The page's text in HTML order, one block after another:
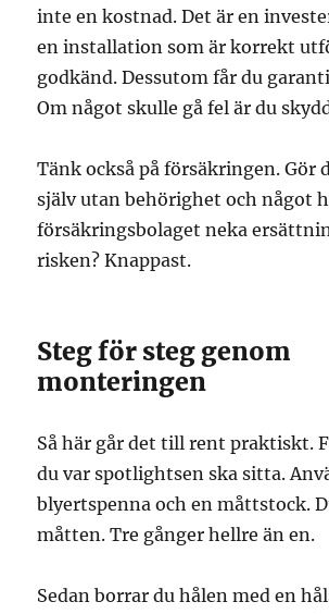
inte en kostnad. Det är en
en installation som är korrekt
godkänd. Dessutom får du
Om något skulle gå fel är du
Tänk också på försäkringen. Gör
själv utan behörighet och något
försäkringsbolaget neka
risken? Knappast.
Steg för steg genom
monteringen
Så här går det till rent praktiskt.
du var spotlightsen ska sitta.
blyertspenna och en måttstock.
måtten. Tre gånger hellre än en.
Sedan borrar du hålen med en